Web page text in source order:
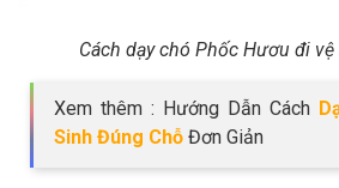
Cách dạy chó Phốc Hươu đi
Xem thêm : Hướng Dẫn Cách
Sinh Đúng Chỗ Đơn Giản